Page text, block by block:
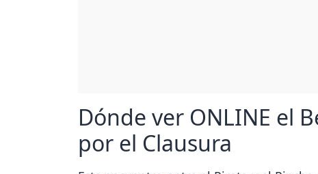
Dónde ver ONLINE el
por el Clausura